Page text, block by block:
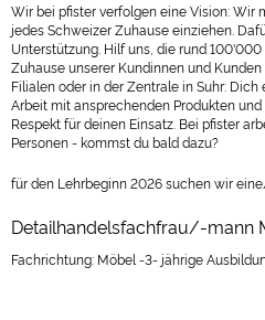
Wir bei pfister verfolgen eine Vision: Wir
jedes Schweizer Zuhause einziehen.
Unterstützung. Hilf uns, die rund
Zuhause unserer Kundinnen und
Filialen oder in der Zentrale in Suhr:
Arbeit mit ansprechenden Produkten
Respekt für deinen Einsatz. Bei pfister
Personen - kommst du bald dazu?
für den Lehrbeginn 2026 suchen wir
Detailhandelsfachfrau/-mann
Fachrichtung: Möbel -3- jährige